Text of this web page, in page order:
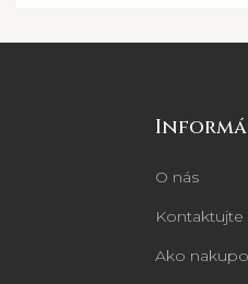
O nás
Kontaktujte
Ako